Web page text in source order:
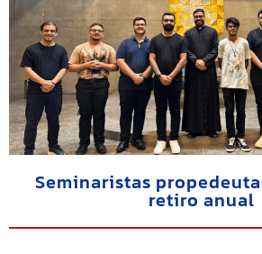
Seminaristas
retiro anual